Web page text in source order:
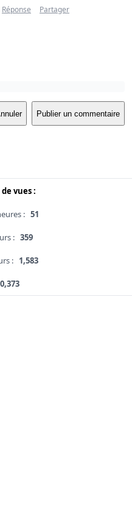
Réponse Partager
Publier un commentaire
vues :
: 51
: 359
: 1,583